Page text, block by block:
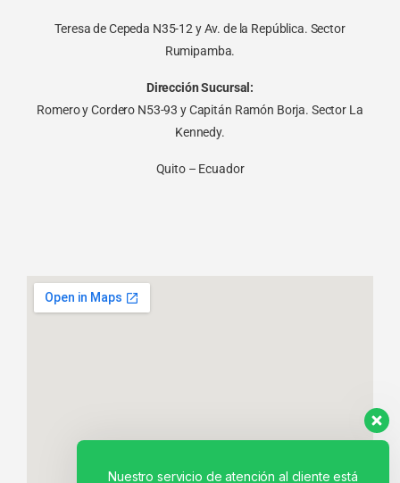
Teresa de Cepeda N35-12 y Av. de la República. Sector
Rumipamba.
Dirección Sucursal:
Romero y Cordero N53-93 y Capitán Ramón Borja. Sector La
Kennedy.
Quito – Ecuador
Nuestro servicio de atención al cliente está